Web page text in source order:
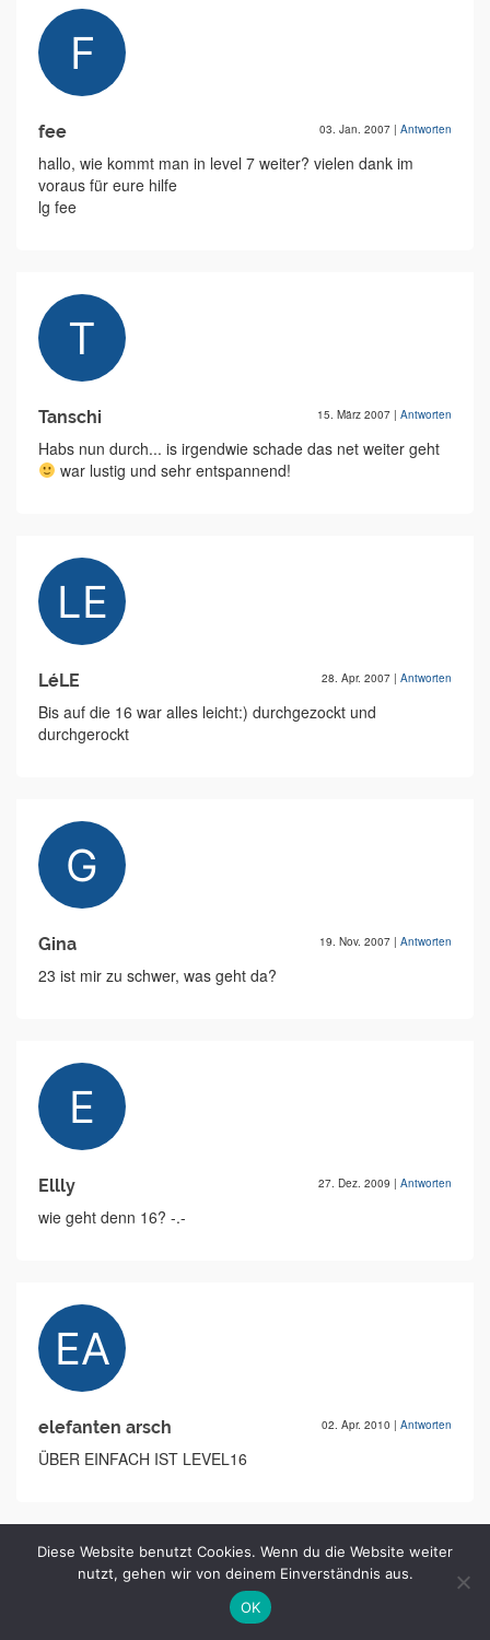
fee 03. Jan. 2007 | Antworten
hallo, wie kommt man in level 7 weiter? vielen dank im
voraus für eure hilfe
lg fee
Tanschi 15. März 2007 | Antworten
Habs nun durch... is irgendwie schade das net weiter geht
war lustig und sehr entspannend!
LéLE 28. Apr. 2007 | Antworten
Bis auf die 16 war alles leicht:) durchgezockt und
durchgerockt
Gina 19. Nov. 2007 | Antworten
23 ist mir zu schwer, was geht da?
Ellly 27. Dez. 2009 | Antworten
wie geht denn 16? -.-
elefanten arsch 02. Apr. 2010 | Antworten
ÜBER EINFACH IST LEVEL16
Schreibe einen Kommentar
Diese Website benutzt Cookies. Wenn du die Website weiter
nutzt, gehen wir von deinem Einverständnis aus.
OK